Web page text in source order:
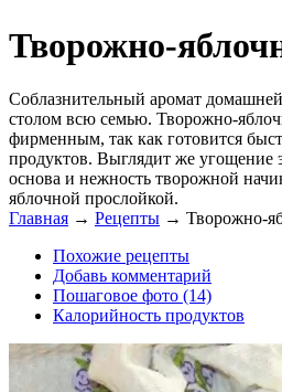
Творожно-
Соблазнительный аромат
столом всю семью. Творожно-
фирменным, так как готовится
продуктов. Выглядит же угощение
основа и нежность творожной
яблочной прослойкой.
Главная → Рецепты → Творожно-
Похожие рецепты
Добавь комментарий
Пошаговое фото (14)
Калорийность продуктов